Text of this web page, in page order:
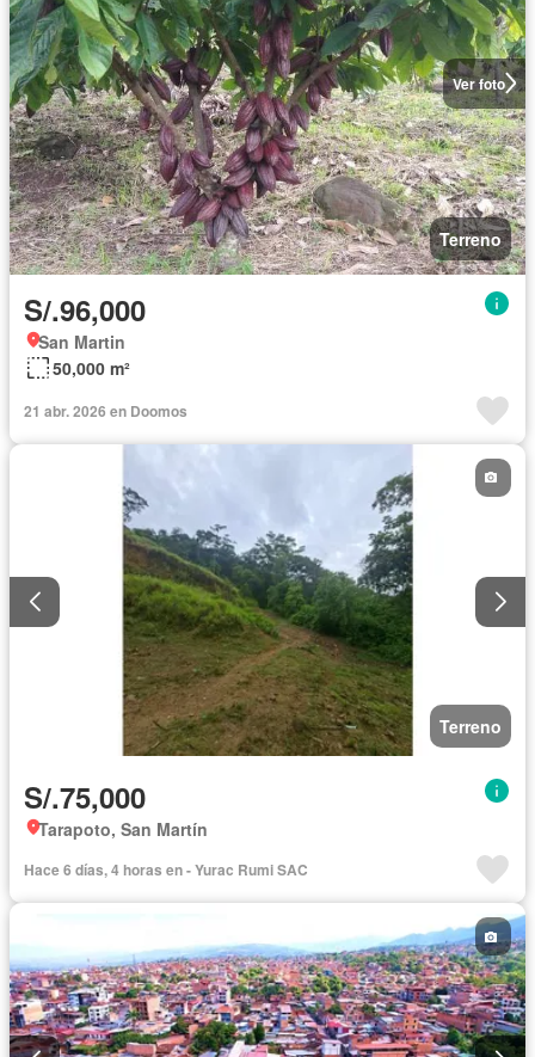
Ver foto
Terreno
S/.96,000
San Martin
50,000 m²
21 abr. 2026 en Doomos
Terreno
S/.75,000
Tarapoto, San Martín
Hace 6 días, 4 horas en - Yurac Rumi SAC